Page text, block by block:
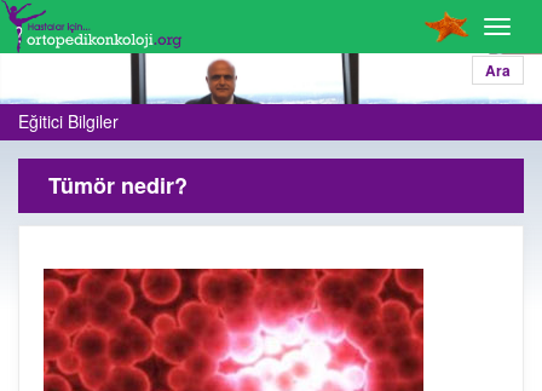
Ara
Eğitici Bilgiler
Tümör nedir?